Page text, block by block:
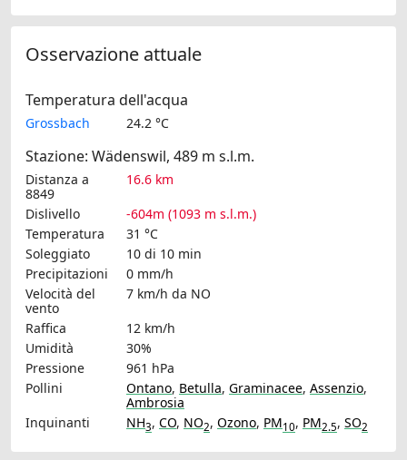
Osservazione attuale
Temperatura dell'acqua
Grossbach 24.2 °C
Stazione: Wädenswil, 489 m s.l.m.
Distanza a
8849
16.6 km
Dislivello
-604m (1093 m s.l.m.)
Temperatura
31 °C
Soleggiato
10 di 10 min
Precipitazioni
0 mm/h
Velocità del
vento
7 km/h da NO
Raffica
12 km/h
Umidità
30%
Pressione
961 hPa
Pollini
Ontano, Betulla, Graminacee, Assenzio,
Ambrosia
Inquinanti
NH3, CO, NO2, Ozono, PM10, PM2.5, SO2